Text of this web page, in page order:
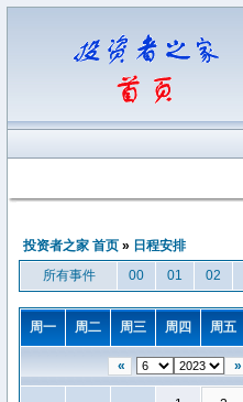
投资者之家 首页 » 日程安排
所有事件
00 01 02
周一 周二 周三 周四 周五
« »